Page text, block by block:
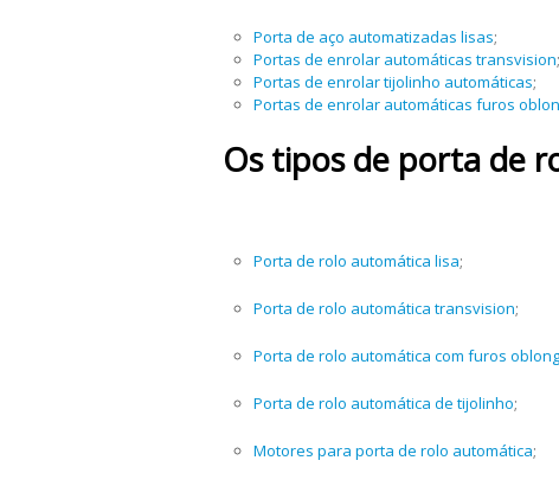
Porta de aço automatizadas lisas;
Portas de enrolar automáticas transvision;
Portas de enrolar tijolinho automáticas;
Portas de enrolar automáticas furos
Os tipos de porta de
Porta de rolo automática lisa;
Porta de rolo automática transvision;
Porta de rolo automática com furos
Porta de rolo automática de tijolinho;
Motores para porta de rolo automática;